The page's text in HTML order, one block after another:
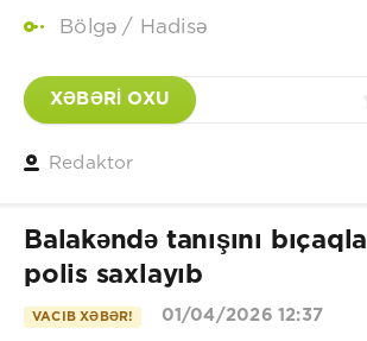
Bölgə / Hadisə
XƏBƏRİ OXU
Redaktor
Balakəndə tanışını
polis saxlayıb
VACIB XƏBƏR! 01/04/2026 12:37